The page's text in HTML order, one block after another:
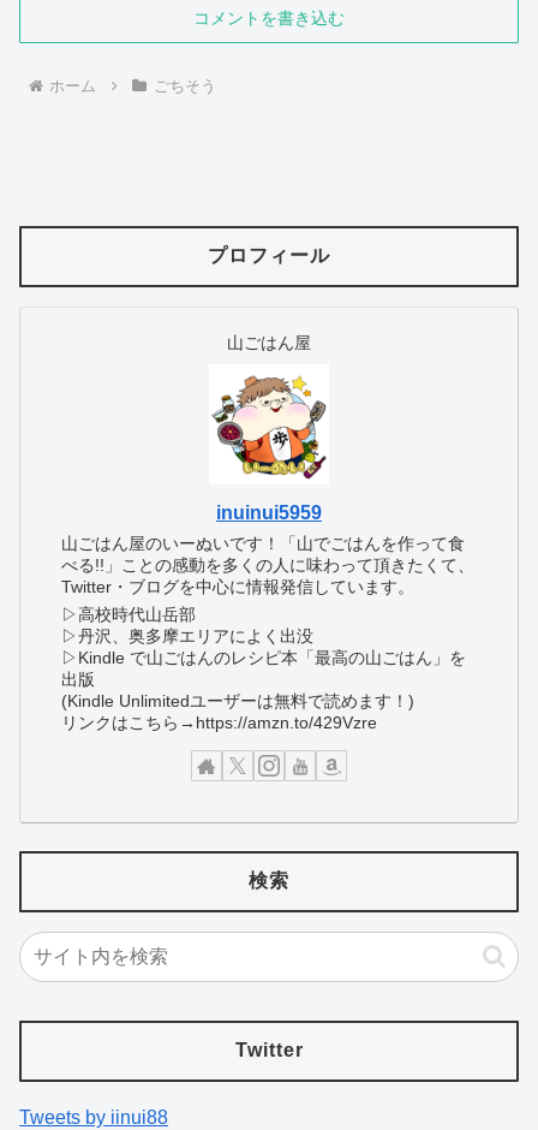
コメントを書き込む
ホーム ごちそう
プロフィール
山ごはん屋
inuinui5959
山ごはん屋のいーぬいです！「山でごはんを作って食
べる!!」ことの感動を多くの人に味わって頂きたくて、
Twitter・ブログを中心に情報発信しています。
▷高校時代山岳部
▷丹沢、奥多摩エリアによく出没
▷Kindle で山ごはんのレシピ本「最高の山ごはん」を
出版
(Kindle Unlimitedユーザーは無料で読めます！)
リンクはこちら→https://amzn.to/429Vzre
検索
Twitter
Tweets by iinui88